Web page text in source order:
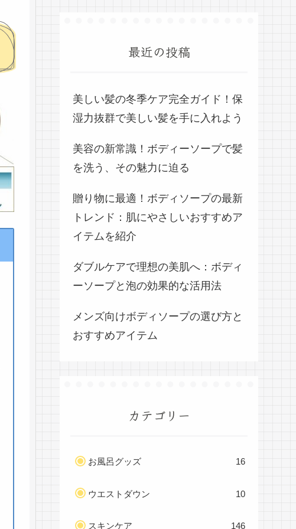
最近の投稿
美しい髪の冬季ケア完全ガイド！保
湿力抜群で美しい髪を手に入れよう
美容の新常識！ボディーソープで髪
を洗う、その魅力に迫る
贈り物に最適！ボディソープの最新
トレンド：肌にやさしいおすすめア
イテムを紹介
ダブルケアで理想の美肌へ：ボディ
ーソープと泡の効果的な活用法
メンズ向けボディソープの選び方と
おすすめアイテム
カテゴリー
お風呂グッズ 16
ウエストダウン 10
スキンケア 146